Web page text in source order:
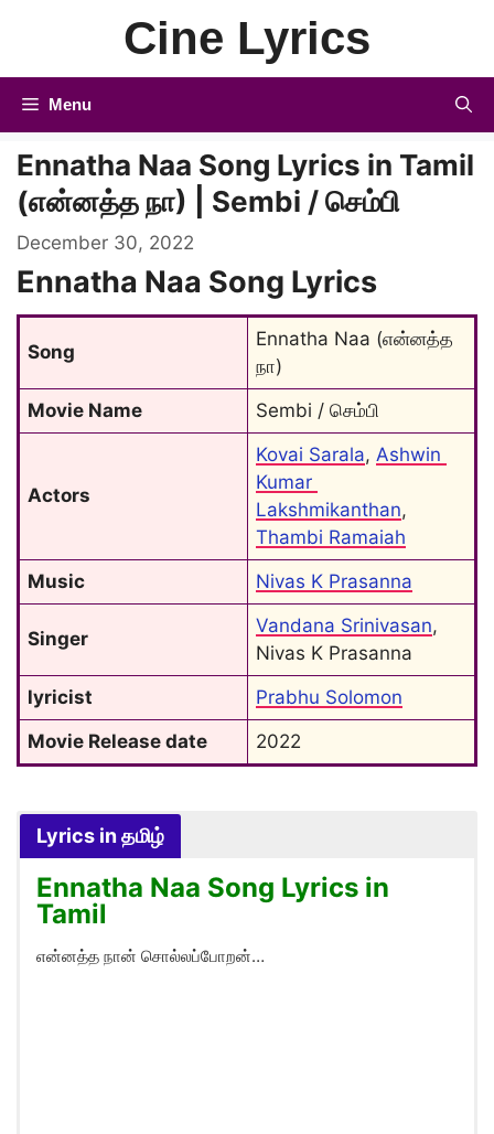
Cine Lyrics
Menu
Ennatha Naa Song Lyrics in Tamil
(என்னத்த நா) | Sembi / செம்பி
December 30, 2022
Ennatha Naa Song Lyrics
Song
Ennatha Naa (என்னத்த
நா)
Movie Name
Sembi / செம்பி
Actors
Kovai Sarala, Ashwin
Kumar
Lakshmikanthan
Thambi Ramaiah
Music
Nivas K Prasanna
Singer
Vandana Srinivasan,
Nivas K Prasanna
lyricist
Prabhu Solomon
Movie Release date
2022
Lyrics in தமிழ்
Ennatha Naa Song Lyrics in
Tamil
என்னத்த நான் சொல்லப்போறன்…